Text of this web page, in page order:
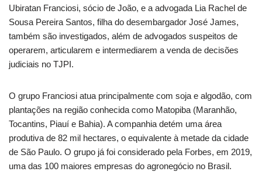
Ubiratan Franciosi, sócio de João, e a advogada Lia Rachel de
Sousa Pereira Santos, filha do desembargador José James,
também são investigados, além de advogados suspeitos de
operarem, articularem e intermediarem a venda de decisões
judiciais no TJPI.
O grupo Franciosi atua principalmente com soja e algodão, com
plantações na região conhecida como Matopiba (Maranhão,
Tocantins, Piauí e Bahia). A companhia detém uma área
produtiva de 82 mil hectares, o equivalente à metade da cidade
de São Paulo. O grupo já foi considerado pela Forbes, em 2019,
uma das 100 maiores empresas do agronegócio no Brasil.